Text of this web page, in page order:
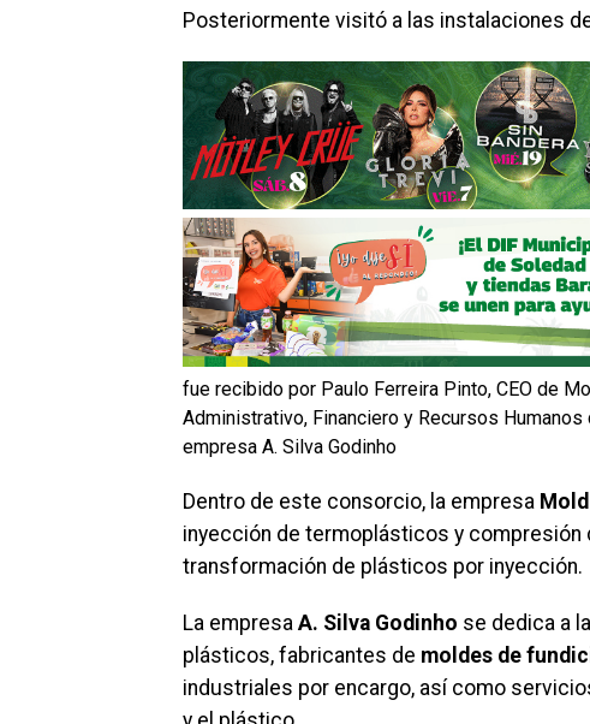
Posteriormente visitó a las instalaciones
fue recibido por Paulo Ferreira Pinto, CEO de
Administrativo, Financiero y Recursos
empresa A. Silva Godinho
Dentro de este consorcio, la empresa
inyección de termoplásticos y
transformación de plásticos por inyección.
La empresa A. Silva Godinho se dedica a
plásticos, fabricantes de moldes de
industriales por encargo, así como